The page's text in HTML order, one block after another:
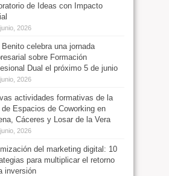
de Ideas con Impacto
2026
Benito celebra una jornada
sobre Formación
Dual el próximo 5 de junio
2026
actividades formativas de la
de Espacios de Coworking en
Cáceres y Losar de la Vera
2026
del marketing digital: 10
para multiplicar el retorno
inversión